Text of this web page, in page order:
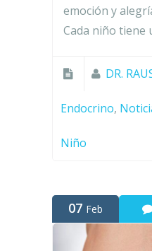
emoción y
Cada niño tiene
DR.
Endocrino,
Niño
07 Feb